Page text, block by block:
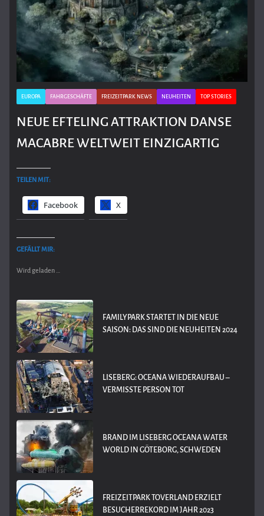
EUROPA FAHRGESCHÄFTE FREIZEITPARK NEWS NEUHEITEN TOP STORIES
NEUE EFTELING ATTRAKTION DANSE
MACABRE WELTWEIT EINZIGARTIG
TEILEN MIT:
Facebook X
GEFÄLLT MIR:
Wird geladen …
FAMILYPARK STARTET IN DIE NEUE
SAISON: DAS SIND DIE NEUHEITEN 2024
LISEBERG: OCEANA WIEDERAUFBAU –
VERMISSTE PERSON TOT
BRAND IM LISEBERG OCEANA WATER
WORLD IN GÖTEBORG, SCHWEDEN
FREIZEITPARK TOVERLAND ERZIELT
BESUCHERREKORD IM JAHR 2023